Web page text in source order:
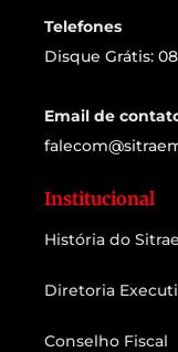
Telefones
Disque Grátis:
Email de
Institucional
História do
Diretoria
Conselho Fiscal